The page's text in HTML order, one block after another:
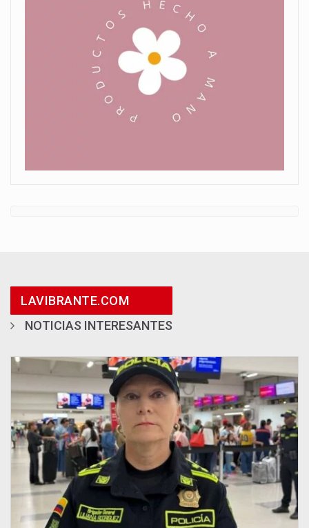
LAVIBRANTE.COM
NOTICIAS INTERESANTES